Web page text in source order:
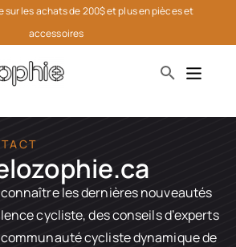
les achats de 200$ et plus en pièces et
accessoires
les dernières nouveautés
cycliste, des conseils d’experts
cycliste dynamique de